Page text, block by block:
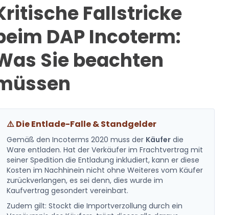
Fallstricke
DAP Incoterm:
Sie beachten
⚠️ Die Entlade-Falle & Standgelder
Gemäß den Incoterms 2020 muss der Käufer die
Ware entladen. Hat der Verkäufer im Frachtvertrag mit
seiner Spedition die Entladung inkludiert, kann er diese
Kosten im Nachhinein nicht ohne Weiteres vom Käufer
zurückverlangen, es sei denn, dies wurde im
Kaufvertrag gesondert vereinbart.
Zudem gilt: Stockt die Importverzollung durch ein